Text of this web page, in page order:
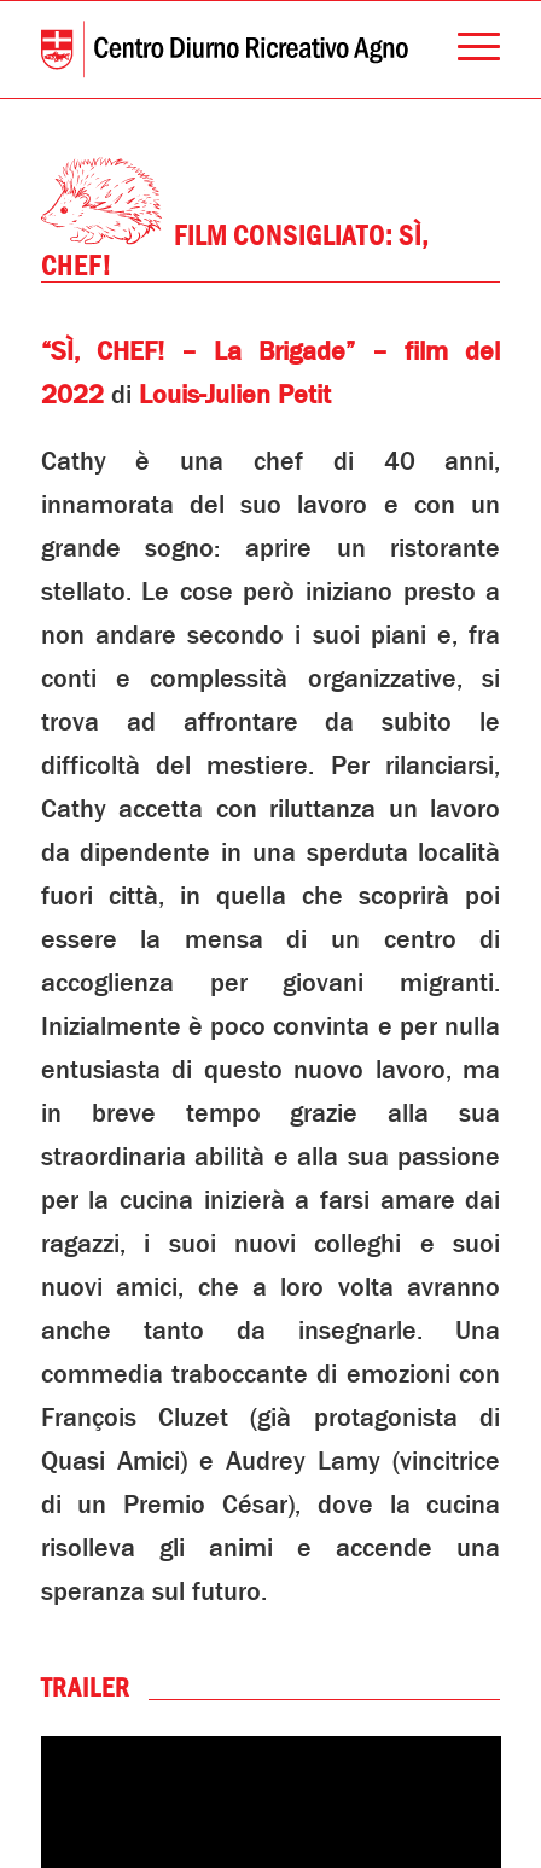
FILM CONSIGLIATO: SÌ,
CHEF!
“SÌ, CHEF! – La Brigade” – film del
2022 di Louis-Julien Petit
Cathy è una chef di 40 anni,
innamorata del suo lavoro e con un
grande sogno: aprire un ristorante
stellato. Le cose però iniziano presto a
non andare secondo i suoi piani e, fra
conti e complessità organizzative, si
trova ad affrontare da subito le
difficoltà del mestiere. Per rilanciarsi,
Cathy accetta con riluttanza un lavoro
da dipendente in una sperduta località
fuori città, in quella che scoprirà poi
essere la mensa di un centro di
accoglienza per giovani migranti.
Inizialmente è poco convinta e per nulla
entusiasta di questo nuovo lavoro, ma
in breve tempo grazie alla sua
straordinaria abilità e alla sua passione
per la cucina inizierà a farsi amare dai
ragazzi, i suoi nuovi colleghi e suoi
nuovi amici, che a loro volta avranno
anche tanto da insegnarle. Una
commedia traboccante di emozioni con
François Cluzet (già protagonista di
Quasi Amici) e Audrey Lamy (vincitrice
di un Premio César), dove la cucina
risolleva gli animi e accende una
speranza sul futuro.
TRAILER